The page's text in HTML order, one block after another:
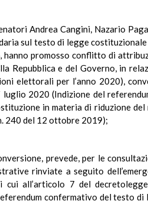
Andrea Cangini, Nazario
sul testo di legge
hanno promosso conflitto di
Repubblica e del Governo, in
elettorali per l’anno 2020),
2020 (Indizione del
in materia di riduzione
240 del 12 ottobre 2019);
prevede, per le
rinviate a seguito
all’articolo 7 del
confermativo del testo